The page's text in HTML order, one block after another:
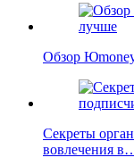
Обзор
Секреты
вовлечения